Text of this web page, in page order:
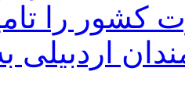
به۵۰ اثر هنرمندان